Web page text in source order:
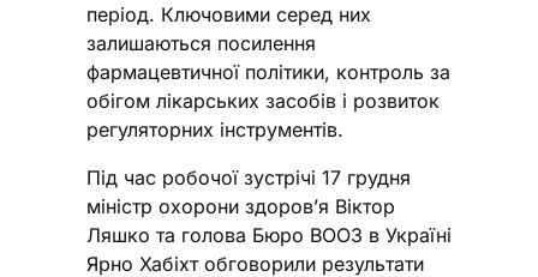
період. Ключовими серед них
залишаються посилення
фармацевтичної політики, контроль за
обігом лікарських засобів і розвиток
регуляторних інструментів.
Під час робочої зустрічі 17 грудня
міністр охорони здоров’я Віктор
Ляшко та голова Бюро ВООЗ в Україні
Ярно Хабіхт обговорили результати